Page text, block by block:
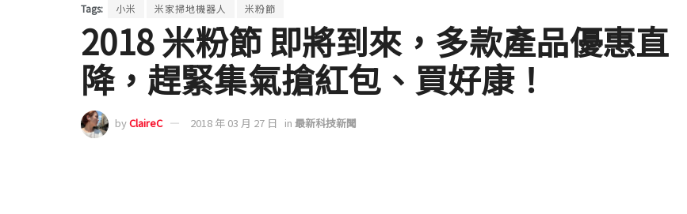
Tags: 小米 米家掃地機器人 米粉節
2018 米粉節 即將到來，多款產品優惠直
降，趕緊集氣搶紅包、買好康！
byClaireC 2018 年 03 月 27 日 in 最新科技新聞